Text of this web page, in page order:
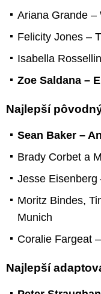
Ariana Grande –
Felicity Jones –
Isabella
Zoe Saldana –
Najlepší
Sean Baker –
Brady Corbet a
Jesse Eisenberg
Moritz Bindes,
Munich
Coralie Fargeat
Najlepší